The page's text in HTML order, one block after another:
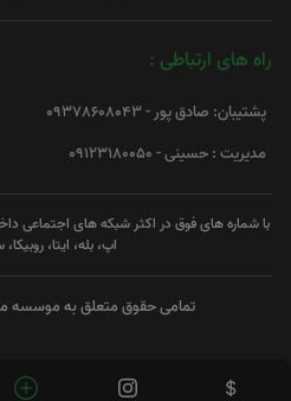
راه های ارتباطی :
پشتیبان: صادق پور - 09378608043
مدیریت : حسینی - 09123180050
با شماره های فوق در اکثر شبکه های اجتماعی
اپ، بله، ایتا،
تمامی حقوق متعلق به موسسه